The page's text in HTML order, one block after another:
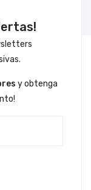
y obtenga